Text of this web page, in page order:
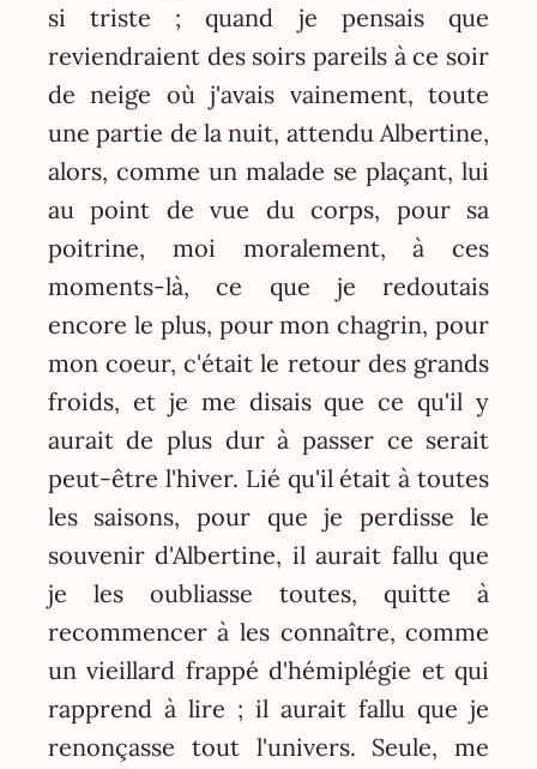
si triste ; quand je pensais que
reviendraient des soirs pareils à ce soir
de neige où j'avais vainement, toute
une partie de la nuit, attendu Albertine,
alors, comme un malade se plaçant, lui
au point de vue du corps, pour sa
poitrine, moi moralement, à ces
moments-là, ce que je redoutais
encore le plus, pour mon chagrin, pour
mon coeur, c'était le retour des grands
froids, et je me disais que ce qu'il y
aurait de plus dur à passer ce serait
peut-être l'hiver. Lié qu'il était à toutes
les saisons, pour que je perdisse le
souvenir d'Albertine, il aurait fallu que
je les oubliasse toutes, quitte à
recommencer à les connaître, comme
un vieillard frappé d'hémiplégie et qui
rapprend à lire ; il aurait fallu que je
renonçasse tout l'univers. Seule, me